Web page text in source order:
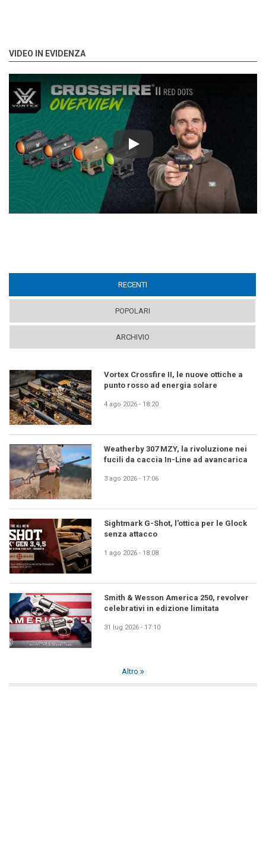
VIDEO IN EVIDENZA
Play
RECENTI
POPOLARI
ARCHIVIO
Vortex Crossfire II, le nuove ottiche a
punto rosso ad energia solare
4 ago 2026 - 18:20
Weatherby 307 MZY, la rivoluzione nei
fucili da caccia In-Line ad avancarica
3 ago 2026 - 17:06
Sightmark G-Shot, l'ottica per le Glock
senza attacco
1 ago 2026 - 18:08
Smith & Wesson America 250, revolver
celebrativi in edizione limitata
31 lug 2026 - 17:10
Altro